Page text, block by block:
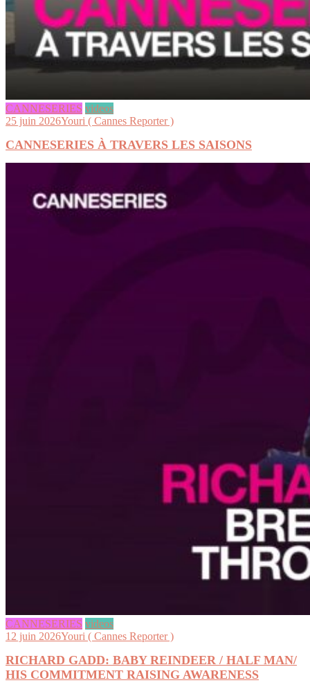
CANNESERIES videos
25 juin 2026Youri ( Cannes Reporter )
CANNESERIES À TRAVERS LES SAISONS
CANNESERIES videos
12 juin 2026Youri ( Cannes Reporter )
RICHARD GADD: BABY REINDEER / HALF MAN/
HIS COMMITMENT RAISING AWARENESS